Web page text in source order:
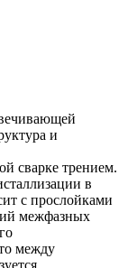
и
сварке трением.
в
с прослойками
межфазных
между